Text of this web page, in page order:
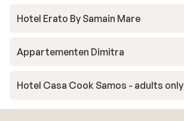
Hotel Erato By Samain Mare
Appartementen Dimitra
Hotel Casa Cook Samos - adults only